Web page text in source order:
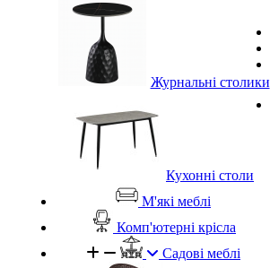
Журнальні столики
Кухонні столи
М'які меблі
Комп'ютерні крісла
Садові меблі